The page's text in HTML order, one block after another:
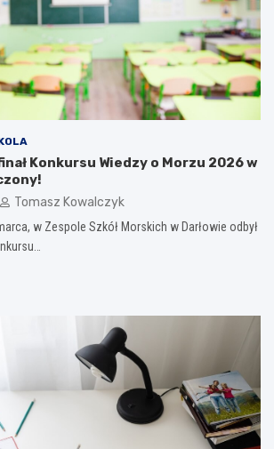
Konkursu Wiedzy o Morzu 2026 w
Tomasz Kowalczyk
w Zespole Szkół Morskich w Darłowie odbył